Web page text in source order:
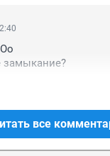
замыкание?
все